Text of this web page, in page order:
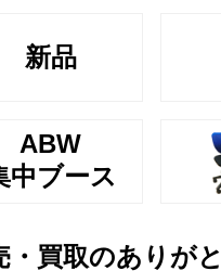
新品
ABW
中ブース
・買取のありが